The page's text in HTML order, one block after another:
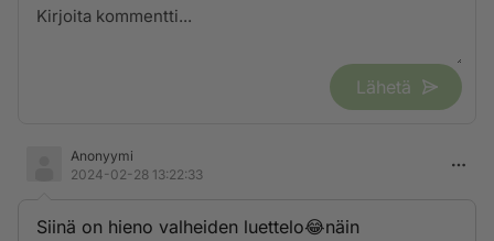
Lähetä
Anonyymi
2024-02-28 13:22:33
Siinä on hieno valheiden luettelo😂näin